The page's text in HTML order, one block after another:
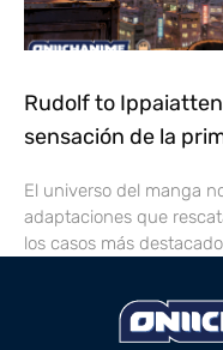
Rudolf to
sensación de la
El universo del manga
adaptaciones que
los casos más